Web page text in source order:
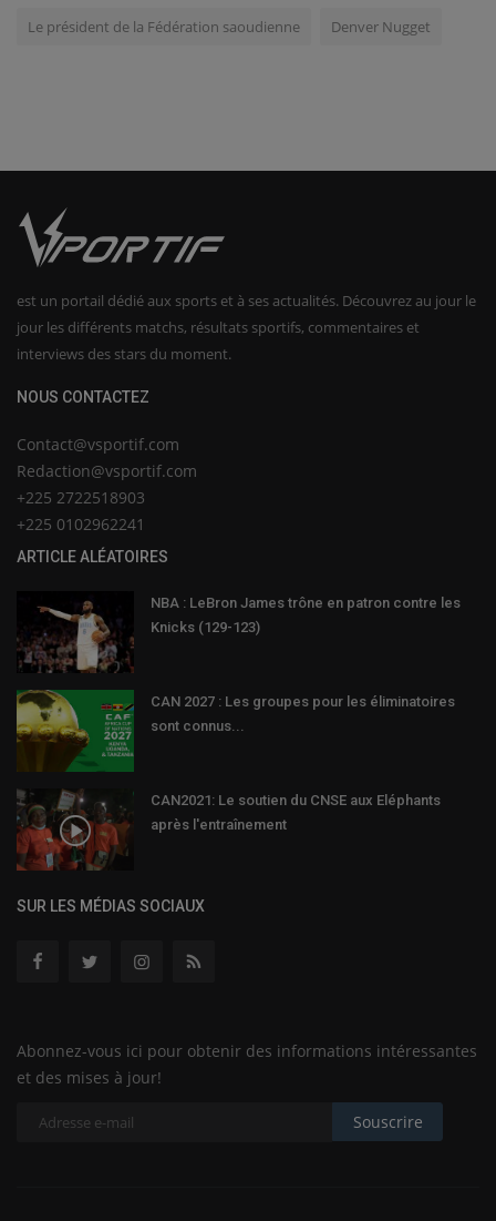
Le président de la Fédération saoudienne Denver Nugget
est un portail dédié aux sports et à ses actualités. Découvrez au jour le
jour les différents matchs, résultats sportifs, commentaires et
interviews des stars du moment.
NOUS CONTACTEZ
Contact@vsportif.com
Redaction@vsportif.com
+225 2722518903
+225 0102962241
ARTICLE ALÉATOIRES
NBA : LeBron James trône en patron contre les
Knicks (129-123)
CAN 2027 : Les groupes pour les éliminatoires
sont connus...
CAN2021: Le soutien du CNSE aux Eléphants
après l'entraînement
SUR LES MÉDIAS SOCIAUX
Abonnez-vous ici pour obtenir des informations intéressantes
et des mises à jour!
Souscrire